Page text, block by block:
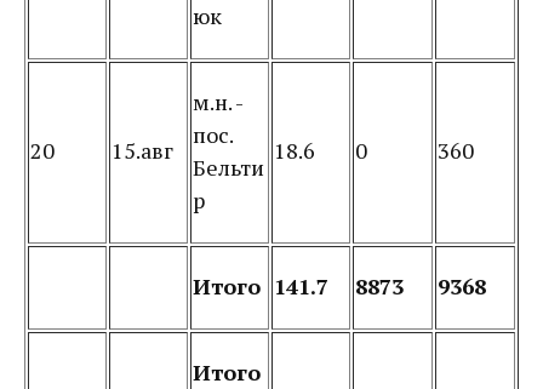
юк
20 15.авг
м.н. -
пос.
Бельти
р
18.6 0 360
Итого 141.7 8873 9368
Итого